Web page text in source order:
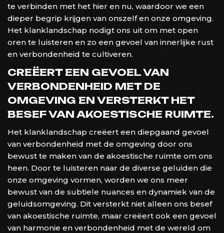
te verbinden met het hier en nu, waardoor we een
dieper begrip krijgen van onszelf en onze omgeving.
Het klanklandschap nodigt ons uit om met open
oren te luisteren en zo een gevoel van innerlijke rust
en verbondenheid te cultiveren.
CREËERT EEN GEVOEL VAN
VERBONDENHEID MET DE
OMGEVING EN VERSTERKT HET
BESEF VAN AKOESTISCHE RUIMTE.
Het klanklandschap creëert een diepgaand gevoel
van verbondenheid met de omgeving door ons
bewust te maken van de akoestische ruimte om ons
heen. Door te luisteren naar de diverse geluiden die
onze omgeving vormen, worden we ons meer
bewust van de subtiele nuances en dynamiek van de
geluidsomgeving. Dit versterkt niet alleen ons besef
van akoestische ruimte, maar creëert ook een gevoel
van harmonie en verbondenheid met de wereld om